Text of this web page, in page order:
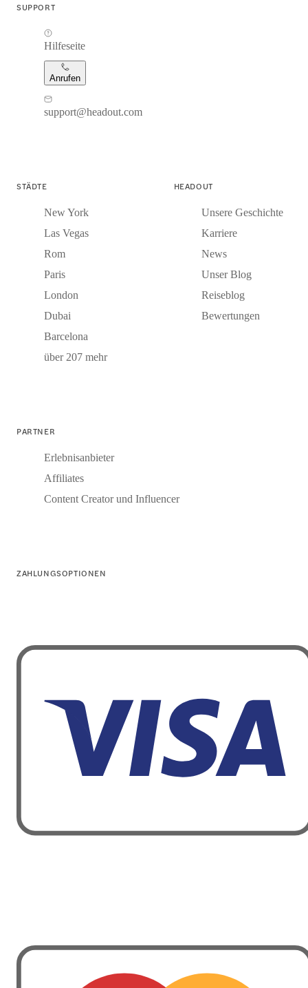
SUPPORT
Hilfeseite
Anrufen
support@headout.com
STÄDTE
New York
Las Vegas
Rom
Paris
London
Dubai
Barcelona
über 207 mehr
HEADOUT
Unsere Geschichte
Karriere
News
Unser Blog
Reiseblog
Bewertungen
PARTNER
Erlebnisanbieter
Affiliates
Content Creator und Influencer
ZAHLUNGSOPTIONEN